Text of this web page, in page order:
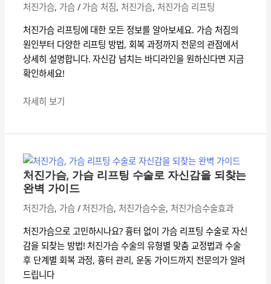
택
가
이
드
처진가슴, 가슴/ 가슴 처짐, 처진가슴, 처진가슴 리프팅
처진가슴 리프팅에 대한 모든 정보를 알아보세요. 가슴 처짐의
원인부터 다양한 리프팅 방법, 회복 과정까지 전문의 관점에서
상세히 설명합니다. 자신감 넘치는 바디라인을 원하신다면 지금
확인하세요!
프
팅:
원
인
부
해
지
완
벽
이
드
자세히 보기
처진가슴, 가슴 리프팅 수술로 자신감을 되찾는
완벽 가이드
처진가슴, 가슴/ 처진가슴, 처진가슴수술, 처진가슴수술효과
처진가슴으로 고민하시나요? 흉터 없이 가슴 리프팅 수술로 자신
감을 되찾는 방법! 처진가슴 수술의 유형별 맞춤 교정법과 수술
후 단계별 회복 과정, 흉터 관리, 운동 가이드까지 전문의가 알려
드립니다
진
가
슴,
슴
리
프
팅
수